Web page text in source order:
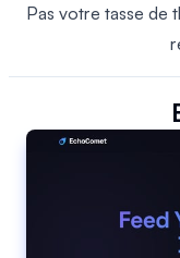
Pas votre tasse de